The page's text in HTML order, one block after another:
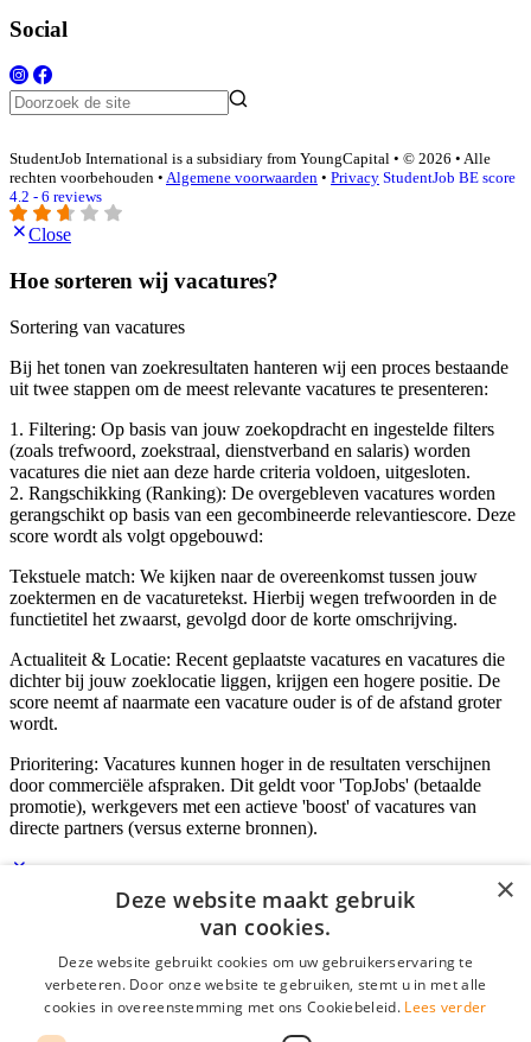
Social
StudentJob International is a subsidiary from YoungCapital • © 2026 • Alle
rechten voorbehouden • Algemene voorwaarden • Privacy StudentJob BE score
4.2 - 6 reviews
Close
Hoe sorteren wij vacatures?
Sortering van vacatures
Bij het tonen van zoekresultaten hanteren wij een proces bestaande
uit twee stappen om de meest relevante vacatures te presenteren:
1. Filtering: Op basis van jouw zoekopdracht en ingestelde filters
(zoals trefwoord, zoekstraal, dienstverband en salaris) worden
vacatures die niet aan deze harde criteria voldoen, uitgesloten.
2. Rangschikking (Ranking): De overgebleven vacatures worden
gerangschikt op basis van een gecombineerde relevantiescore. Deze
score wordt als volgt opgebouwd:
Tekstuele match: We kijken naar de overeenkomst tussen jouw
zoektermen en de vacaturetekst. Hierbij wegen trefwoorden in de
functietitel het zwaarst, gevolgd door de korte omschrijving.
Actualiteit & Locatie: Recent geplaatste vacatures en vacatures die
dichter bij jouw zoeklocatie liggen, krijgen een hogere positie. De
score neemt af naarmate een vacature ouder is of de afstand groter
wordt.
Prioritering: Vacatures kunnen hoger in de resultaten verschijnen
door commerciële afspraken. Dit geldt voor 'TopJobs' (betaalde
promotie), werkgevers met een actieve 'boost' of vacatures van
directe partners (versus externe bronnen).
Inloggen als bedrijf
E-mail*
Wachtwoord
×
Deze website maakt gebruik
van cookies.
Deze website gebruikt cookies om uw gebruikerservaring te
verbeteren. Door onze website te gebruiken, stemt u in met alle
cookies in overeenstemming met ons Cookiebeleid. Lees verder